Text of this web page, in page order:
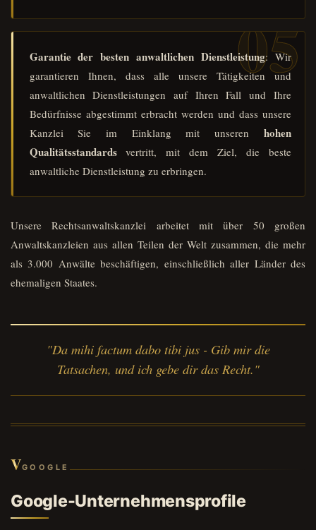
Garantie der besten anwaltlichen Dienstleistung: Wir
garantieren Ihnen, dass alle unsere Tätigkeiten und
anwaltlichen Dienstleistungen auf Ihren Fall und Ihre
Bedürfnisse abgestimmt erbracht werden und dass unsere
Kanzlei Sie im Einklang mit unseren hohen
Qualitätsstandardsvertritt, mit dem Ziel, die beste
anwaltliche Dienstleistung zu erbringen.
Unsere Rechtsanwaltskanzlei arbeitet mit über 50 großen
Anwaltskanzleien aus allen Teilen der Welt zusammen, die mehr
als 3.000 Anwälte beschäftigen, einschließlich aller Länder des
ehemaligen Staates.
"Da mihi factum dabo tibi jus - Gib mir die
Tatsachen, und ich gebe dir das Recht."
VGOOGLE
Google-Unternehmensprofile